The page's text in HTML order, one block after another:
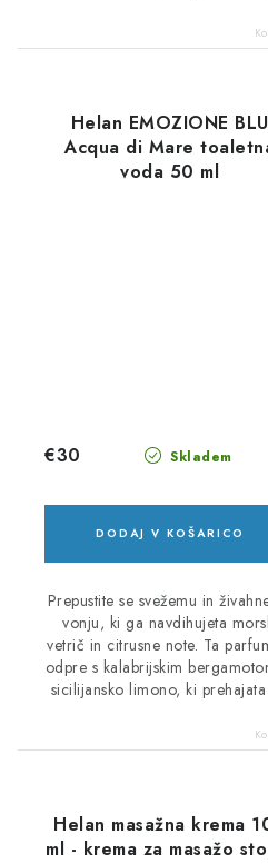
Helan EMOZIONE BLU
Acqua di Mare
voda 50 ml
Skladem
€30
DODAJ V KOŠARICO
Prepustite se svežemu in
vonju, ki ga navdihujeta
vetrič in citrusne note. Ta
odpre s kalabrijskim
sicilijansko limono, ki prehajata
Helan masažna krema
ml - krema za masažo